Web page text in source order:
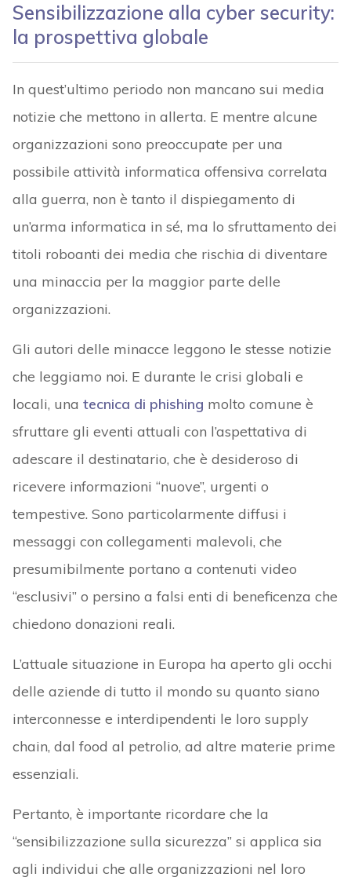
Sensibilizzazione alla cyber security:
la prospettiva globale
In quest’ultimo periodo non mancano sui media
notizie che mettono in allerta. E mentre alcune
organizzazioni sono preoccupate per una
possibile attività informatica offensiva correlata
alla guerra, non è tanto il dispiegamento di
un’arma informatica in sé, ma lo sfruttamento dei
titoli roboanti dei media che rischia di diventare
una minaccia per la maggior parte delle
organizzazioni.
Gli autori delle minacce leggono le stesse notizie
che leggiamo noi. E durante le crisi globali e
locali, una tecnica di phishing molto comune è
sfruttare gli eventi attuali con l’aspettativa di
adescare il destinatario, che è desideroso di
ricevere informazioni “nuove”, urgenti o
tempestive. Sono particolarmente diffusi i
messaggi con collegamenti malevoli, che
presumibilmente portano a contenuti video
“esclusivi” o persino a falsi enti di beneficenza che
chiedono donazioni reali.
L’attuale situazione in Europa ha aperto gli occhi
delle aziende di tutto il mondo su quanto siano
interconnesse e interdipendenti le loro supply
chain, dal food al petrolio, ad altre materie prime
essenziali.
Pertanto, è importante ricordare che la
“sensibilizzazione sulla sicurezza” si applica sia
agli individui che alle organizzazioni nel loro